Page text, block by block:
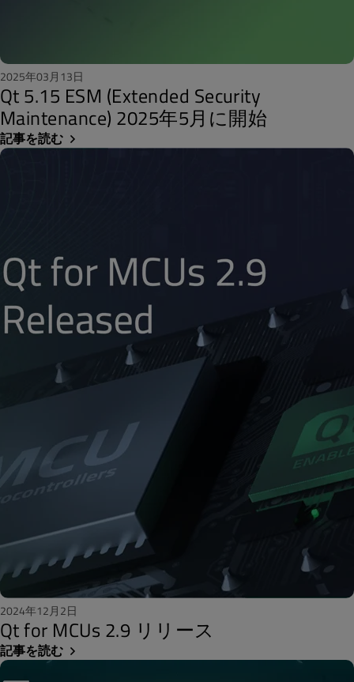
2025年03月13日
Qt 5.15 ESM (Extended Security
Maintenance) 2025年5月に開始
記事を読む
2024年12月2日
Qt for MCUs 2.9 リリース
記事を読む